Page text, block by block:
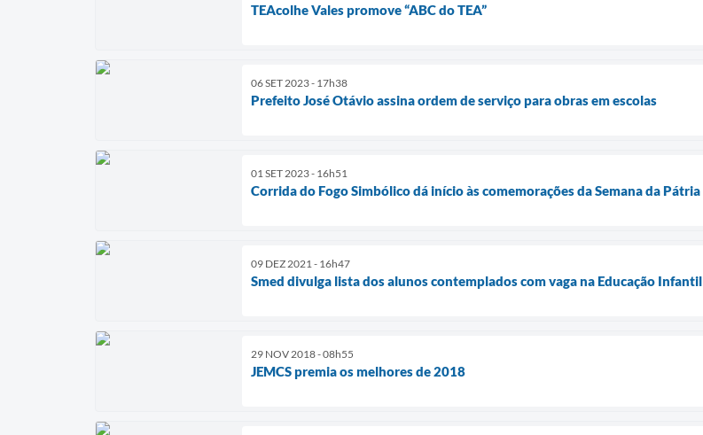
TEAcolhe Vales promove “ABC do TEA”
06 SET 2023 - 17h38
Prefeito José Otávio assina ordem de serviço para obras em escolas
01 SET 2023 - 16h51
Corrida do Fogo Simbólico dá início às comemorações da Semana da Pátria
09 DEZ 2021 - 16h47
Smed divulga lista dos alunos contemplados com vaga na Educação Infantil
29 NOV 2018 - 08h55
JEMCS premia os melhores de 2018